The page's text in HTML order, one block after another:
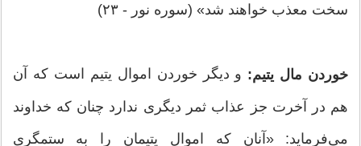
سخت معذب خواهند شد» (سوره نور - ۲۳)
خوردن مال یتیم: و دیگر خوردن اموال یتیم است که آن
هم در آخرت جز عذاب ثمر دیگری ندارد چنان که خداوند
می‌فرماید: «آنان که اموال یتیمان را به ستمگری